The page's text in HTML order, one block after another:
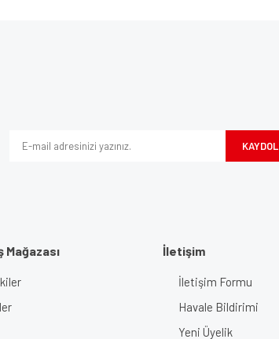
KAYDOL
Mağazası İletişim
İletişim Formu
Havale Bildirimi
Yeni Üyelik